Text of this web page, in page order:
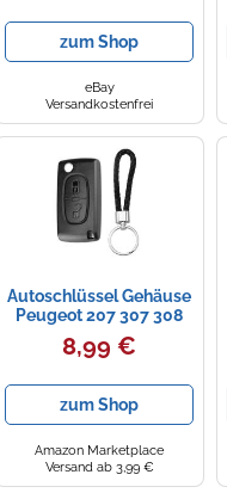
zum Shop
eBay
Versandkostenfrei
Autoschlüssel Gehäuse
Peugeot 207 307 308
407 607 807 Citroen
DS3 DS4 C2 C3
8,99 €
zum Shop
Amazon Marketplace
Versand ab 3,99 €